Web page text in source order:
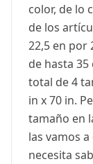
color, de lo
de los
22,5 en por
de hasta
total de 4
in x 70 in.
tamaño en
las vamos
necesita